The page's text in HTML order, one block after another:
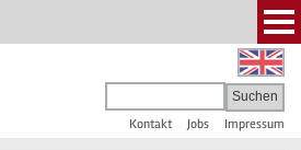
Kontakt Jobs Impressum